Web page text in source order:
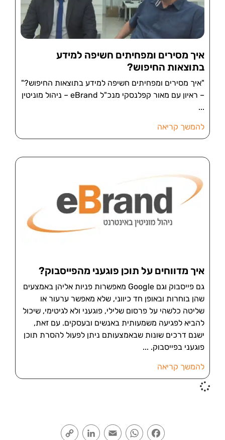
איך מסירים ומפחיתים חשיפה למידע
בתוצאות החיפוש?
"איך מסירים ומפחיתים חשיפה למידע בתוצאות החיפוש?"
– ראיון עם מאור קפלנסקי מנכ"ל eBrand – ניהול מוניטין
להמשך קריאה
איך מדווחים על תוכן פוגעני מהפייסבוק?
גם פייסבוק וגם Google מאפשרות פניות אליהן באמצעים
שהן בוחרות ובאופן חד כיווני, שלא מאפשר ערעור או
שליטה כלשהי על פרסום שלילי, פוגעני ולא לגיטימי, שיכול
להביא לפגיעה משמעותית באנשים ובעסקים. עם זאת,
ישנם דרכים שונות שבאמצעותם ניתן לפעול להסרת תוכן
פוגעני בפייסבוק.
להמשך קריאה
Facebook
WhatsApp
Email
LinkedIn